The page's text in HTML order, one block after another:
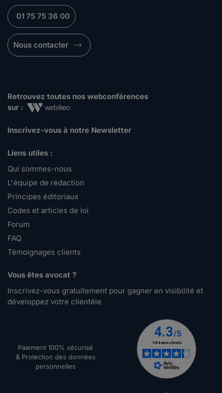
01 75 75 36 00
Nous contacter
Retrouvez toutes nos webconférences
sur :
Inscrivez-vous à notre Newsletter
Liens utiles :
Qui sommes-nous
L'équipe de rédaction
Principes éditoriaux
Codes et articles de loi
Forum
FAQ
Témoignages clients
Vous êtes avocat ?
Inscrivez-vous gratuitement pour gagner en visibilité et
développez votre clientèle
Paiement 100% sécurisé
& Protection des données
personnelles